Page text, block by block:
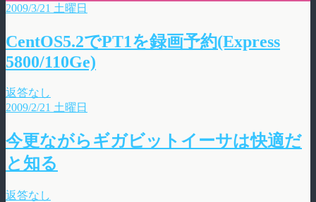
2009/3/21 土曜日
CentOS5.2でPT1を録画予約(Express
5800/110Ge)
返答なし
2009/2/21 土曜日
今更ながらギガビットイーサは快適だ
と知る
返答なし